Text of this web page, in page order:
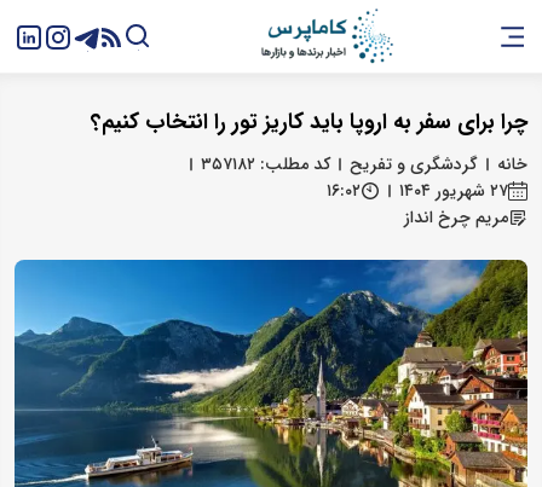
چرا برای سفر به اروپا باید کاریز تور را انتخاب کنیم؟
خانه گردشگری و تفریح
کد مطلب: ۳۵۷۱۸۲
۲۷ شهریور ۱۴۰۴
۱۶:۰۲
مریم چرخ انداز